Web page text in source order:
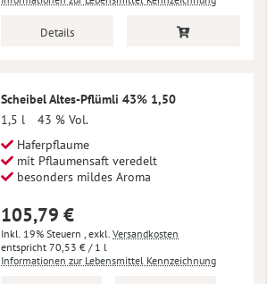
Details
Scheibel Altes-Pflümli 43% 1,50
1,5 l
43 % Vol.
Haferpflaume
mit Pflaumensaft veredelt
besonders mildes Aroma
105,79 €
Inkl. 19% Steuern , exkl. Versandkosten
70,53 € / 1 l
Informationen zur Lebensmittel Kennzeichnung